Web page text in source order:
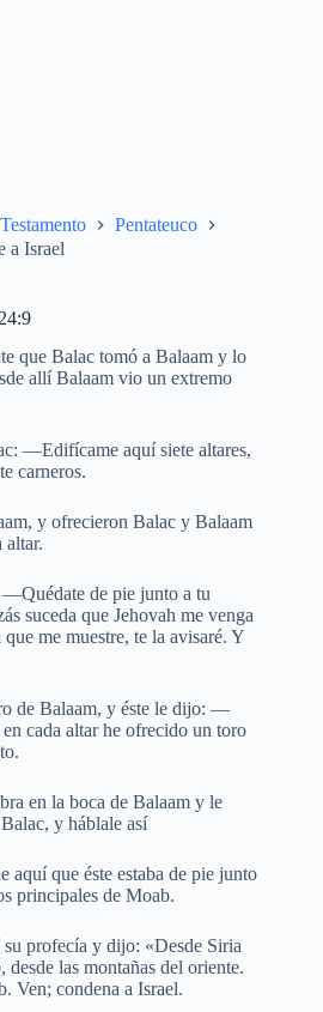
Pentateuco
a Israel
que Balac tomó a Balaam y lo
allí Balaam vio un extremo
—Edifícame aquí siete altares,
carneros.
y ofrecieron Balac y Balaam
altar.
de pie junto a tu
suceda que Jehovah me venga
me muestre, te la avisaré. Y
de Balaam, y éste le dijo: —
cada altar he ofrecido un toro
en la boca de Balaam y le
y háblale así
aquí que éste estaba de pie junto
principales de Moab.
profecía y dijo: «Desde Siria
las montañas del oriente.
Ven; condena a Israel.